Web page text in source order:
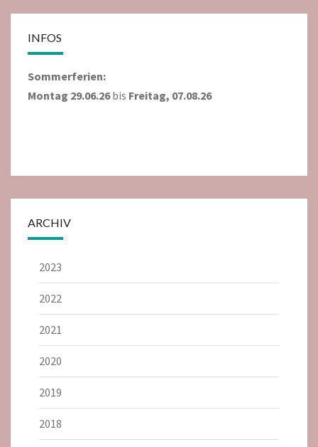
INFOS
Sommerferien:
Montag 29.06.26bis Freitag, 07.08.26
ARCHIV
2023
2022
2021
2020
2019
2018